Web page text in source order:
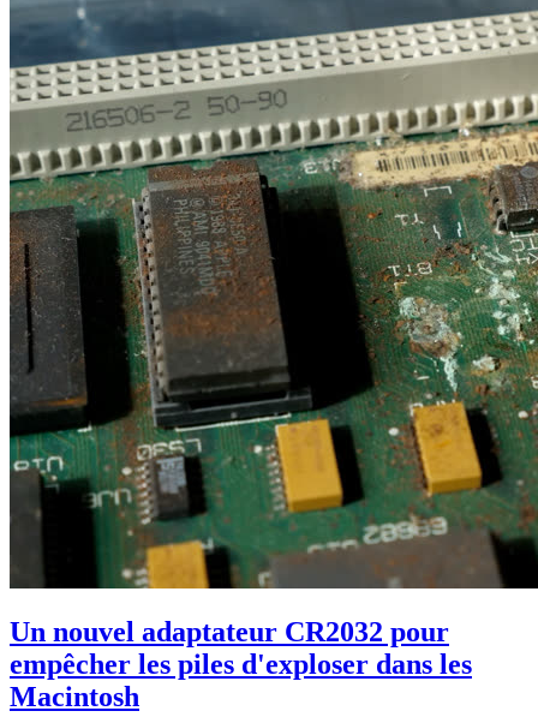
Un nouvel adaptateur CR2032 pour
empêcher les piles d'exploser dans les
Macintosh